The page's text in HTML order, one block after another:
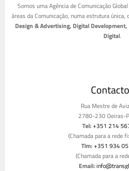
Somos uma Agência de Comunicação
áreas da Comunicação, numa estrutura única,
Design & Advertising, Digital
Digital.
Rua Mestre de
2780-230 Oeiras-
Tel:+351 214
(Chamada para a rede
Tlm:+351 934
(Chamada para a
Email: